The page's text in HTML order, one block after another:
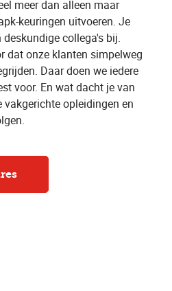
meer dan alleen maar
keuringen uitvoeren. Je
collega's bij.
dat onze klanten simpelweg
Daar doen we iedere
voor. En wat dacht je van
vakgerichte opleidingen en